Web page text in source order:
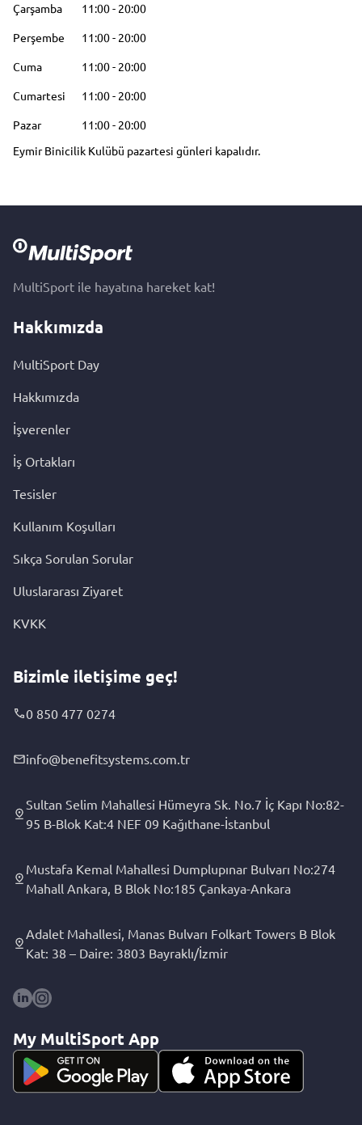
Çarşamba
11:00- 20:00
Perşembe
11:00- 20:00
Cuma
11:00- 20:00
Cumartesi
11:00- 20:00
Pazar
11:00- 20:00
Eymir Binicilik Kulübü pazartesi günleri kapalıdır.
MultiSport ile hayatına hareket kat!
Hakkımızda
MultiSport Day
Hakkımızda
İşverenler
İş Ortakları
Tesisler
Kullanım Koşulları
Sıkça Sorulan Sorular
Uluslararası Ziyaret
KVKK
Bizimle iletişime geç!
0 850 477 0274
info@benefitsystems.com.tr
Sultan Selim Mahallesi Hümeyra Sk. No.7 İç Kapı No:82-
95 B-Blok Kat:4 NEF 09 Kağıthane-İstanbul
Mustafa Kemal Mahallesi Dumplupınar Bulvarı No:274
Mahall Ankara, B Blok No:185 Çankaya-Ankara
Adalet Mahallesi, Manas Bulvarı Folkart Towers B Blok
Kat: 38 – Daire: 3803 Bayraklı/İzmir
My MultiSport App